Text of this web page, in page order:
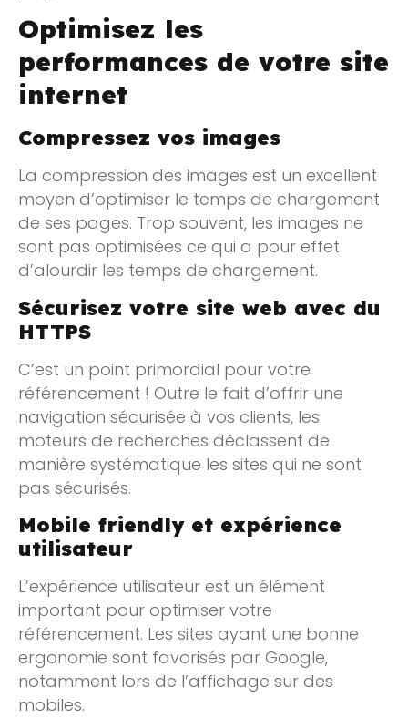
Optimisez les
performances de votre site
internet
Compressez vos images
La compression des images est un excellent
moyen d’optimiser le temps de chargement
de ses pages. Trop souvent, les images ne
sont pas optimisées ce qui a pour effet
d’alourdir les temps de chargement.
Sécurisez votre site web avec du
HTTPS
C’est un point primordial pour votre
référencement ! Outre le fait d’offrir une
navigation sécurisée à vos clients, les
moteurs de recherches déclassent de
manière systématique les sites qui ne sont
pas sécurisés.
Mobile friendly et expérience
utilisateur
L’expérience utilisateur est un élément
important pour optimiser votre
référencement. Les sites ayant une bonne
ergonomie sont favorisés par Google,
notamment lors de l’affichage sur des
mobiles.